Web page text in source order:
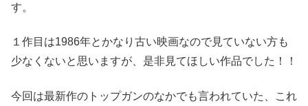
す。
１作目は1986年とかなり古い映画なので見ていない方も
少なくないと思いますが、是非見てほしい作品でした！！
今回は最新作のトップガンのなかでも言われていた、これ